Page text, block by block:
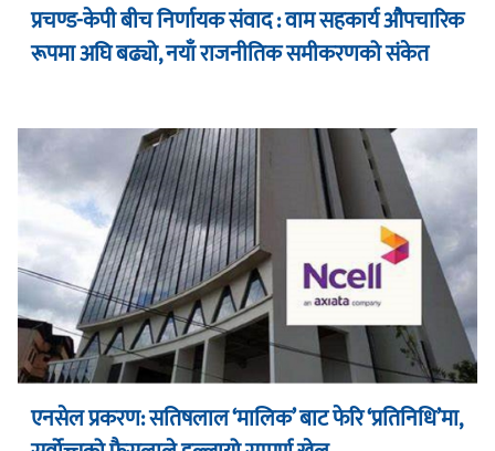
प्रचण्ड-केपी बीच निर्णायक संवाद : वाम सहकार्य औपचारिक
रूपमा अघि बढ्यो, नयाँ राजनीतिक समीकरणको संकेत
एनसेल प्रकरण: सतिषलाल ‘मालिक’ बाट फेरि ‘प्रतिनिधि’मा,